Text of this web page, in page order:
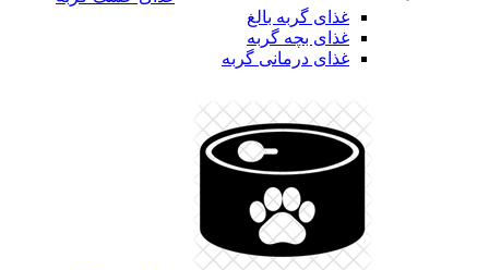
غذای گربه بالغ
غذای بچه گربه
غذای درمانی گربه